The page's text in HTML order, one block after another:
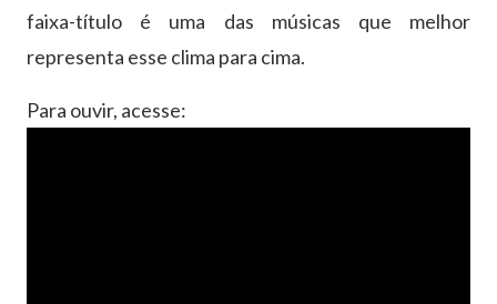
faixa-título é uma das músicas que melhor
representa esse clima para cima.
Para ouvir, acesse: